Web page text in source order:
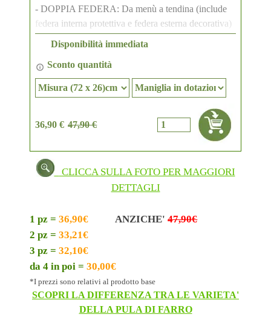
- DOPPIA FEDERA: Da menù a tendina (include
federa interna protettiva e federa esterna decorativa)
- ACCESSORI: Maniglia ricamata, Cerniera Lampo
- PESO: Circa 3,5 - 4 kg (può variare di 200–300
grammi)
Perché usare il nostro cuscino per fare meditazione?
Se non si assume una posizione "adatta a praticare"
il corpo e la mente possono sfuggirci di mano, non è
per niente facile tenere sotto controllo la nostra
mente, soprattutto quando si assume una posizione
scorretta, ma grazie al nostro Cuscino Bolster adesso
invece possibile sedersi correttamente e praticare le
La composizione robusta e la forma cilindrica lo
rendono adatto a sostenere la colonna vertebrale, il
collo o qualsiasi parte del corpo sulla quale stiamo
lavorando, infatti il nostro cuscino BOLSTER è
studiato per aiutarvi ed adattarsi alle più svariate
posizioni per chi pratica yoga, il tutto nel totale
rispetto dell'ambiente e di se stessi.
Disponibilità immediata
Sconto quantità
36,90 € 47,90 €
CLICCA SULLA FOTO PER MAGGIORI
DETTAGLI
1 pz =36,90€ ANZICHE'47,90€
2 pz =33,21€
3 pz =32,10€
da 4 in poi =30,00€
*I prezzi sono relativi al prodotto base
SCOPRI LA DIFFERENZA TRA LE VARIETA'
DELLA PULA DI FARRO